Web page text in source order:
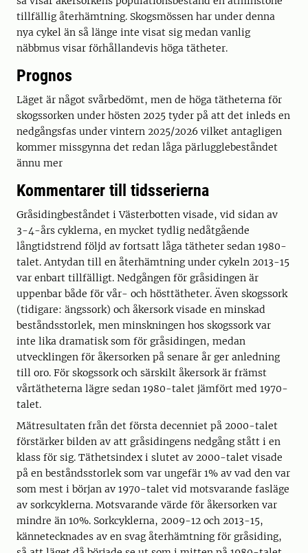
tillfällig återhämtning. Skogsmössen har under denna
nya cykel än så länge inte visat sig medan vanlig
näbbmus visar förhållandevis höga tätheter.
Prognos
Läget är något svårbedömt, men de höga tätheterna för
skogssorken under hösten 2025 tyder på att det inleds en
nedgångsfas under vintern 2025/2026 vilket antagligen
kommer missgynna det redan låga pärlugglebeståndet
ännu mer
Kommentarer till tidsserierna
Gråsidingbeståndet i Västerbotten visade, vid sidan av
3-4-års cyklerna, en mycket tydlig nedåtgående
långtidstrend följd av fortsatt låga tätheter sedan 1980-
talet. Antydan till en återhämtning under cykeln 2013-15
var enbart tillfälligt. Nedgången för gråsidingen är
uppenbar både för vår- och hösttätheter. Även skogssork
(tidigare: ängssork) och åkersork visade en minskad
beståndsstorlek, men minskningen hos skogssork var
inte lika dramatisk som för gråsidingen, medan
utvecklingen för åkersorken på senare år ger anledning
till oro. För skogssork och särskilt åkersork är främst
vårtätheterna lägre sedan 1980-talet jämfört med 1970-
talet.
Mätresultaten från det första decenniet på 2000-talet
förstärker bilden av att gråsidingens nedgång stått i en
klass för sig. Täthetsindex i slutet av 2000-talet visade
på en beståndsstorlek som var ungefär 1% av vad den var
som mest i början av 1970-talet vid motsvarande fasläge
av sorkcyklerna. Motsvarande värde för åkersorken var
mindre än 10%. Sorkcyklerna, 2009-12 och 2013-15,
kännetecknades av en svag återhämtning för gråsiding,